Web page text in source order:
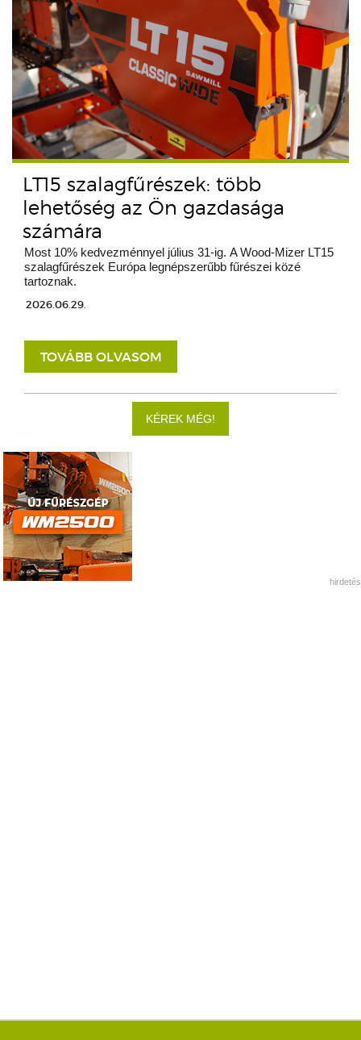
LT15 szalagfűrészek: több
lehetőség az Ön gazdasága
számára
Most 10% kedvezménnyel július 31-ig. A Wood-Mizer LT15
szalagfűrészek Európa legnépszerűbb fűrészei közé
tartoznak.
2026.06.29.
TOVÁBB OLVASOM
KÉREK MÉG!
hirdetés